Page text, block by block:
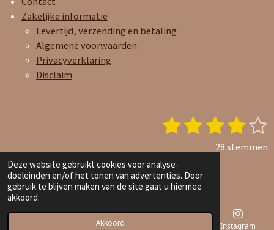
Deze website gebruikt cookies voor analyse-
doeleinden en/of het tonen van advertenties. Door
gebruik te blijven maken van de site gaat u hiermee
akkoord.
Akkoord
Zakelijke informatie
Levertijd, verzending en betaling
Algemene voorwaarden
Privacyverklaring
Disclaim
t
n
g
1
s
t
e
2
s
e
3
s
4
s
r
r
5
s
r
28 stemmen
© 2023 - 2026 Joy and Care Oils
Powered by JouwWeb
Telefoonnummer Instagram